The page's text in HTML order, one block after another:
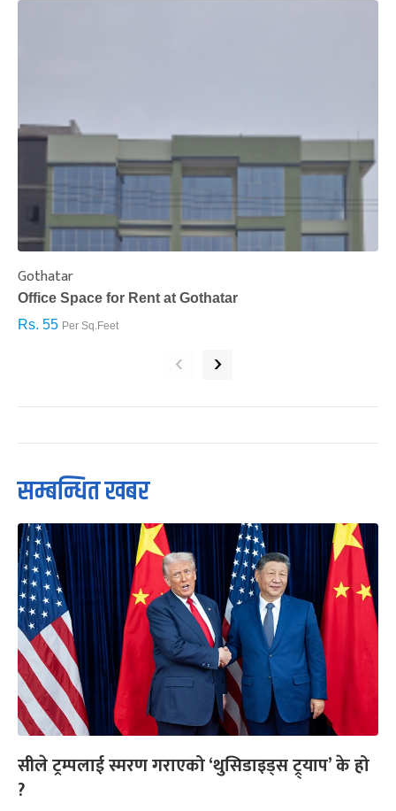
Gothatar
Office Space for Rent at Gothatar
Rs. 55 Per Sq.Feet
‹ ›
सम्बन्धित खबर
सीले ट्रम्पलाई स्मरण गराएको ‘थुसिडाइड्स ट्र्याप’ के हो
?